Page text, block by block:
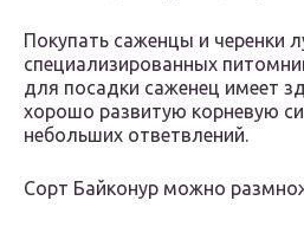
Покупать саженцы и черенки
специализированных
для посадки саженец имеет
хорошо развитую корневую
небольших ответвлений.
Сорт Байконур можно